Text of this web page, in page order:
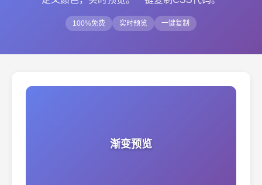
100%免费 实时预览 一键复制
渐变预览